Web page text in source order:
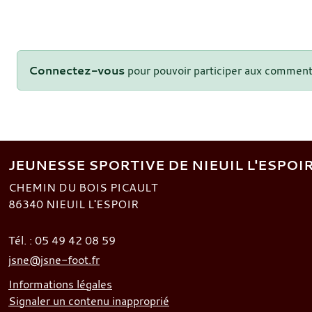
Connectez-vous pour pouvoir participer aux
JEUNESSE SPORTIVE DE NIEUIL
CHEMIN DU BOIS PICAULT
86340 NIEUIL L'ESPOIR
Tél. : 05 49 42 08 59
jsne@jsne-foot.fr
Informations légales
Signaler un contenu inapproprié